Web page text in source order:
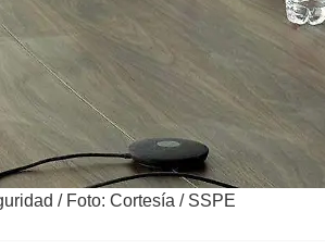
/ Foto: Cortesía / SSPE